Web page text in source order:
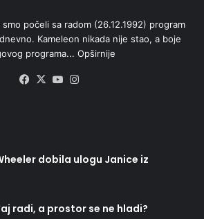
počeli sa radom (26.12.1992) program
Kameleon nikada nije stao, a boje
programa... Opširnije
Facebook
X YouTube
dobila ulogu Janice iz
radi, a prostor se ne hladi?